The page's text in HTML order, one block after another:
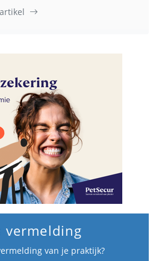
vermelding
van je praktijk?